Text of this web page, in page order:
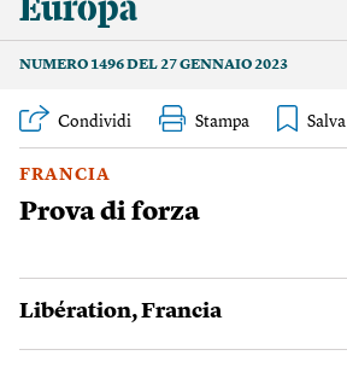
Europa
NUMERO 1496 DEL 27 GENNAIO 2023
Condividi Stampa
FRANCIA
Prova di forza
Libération,Francia